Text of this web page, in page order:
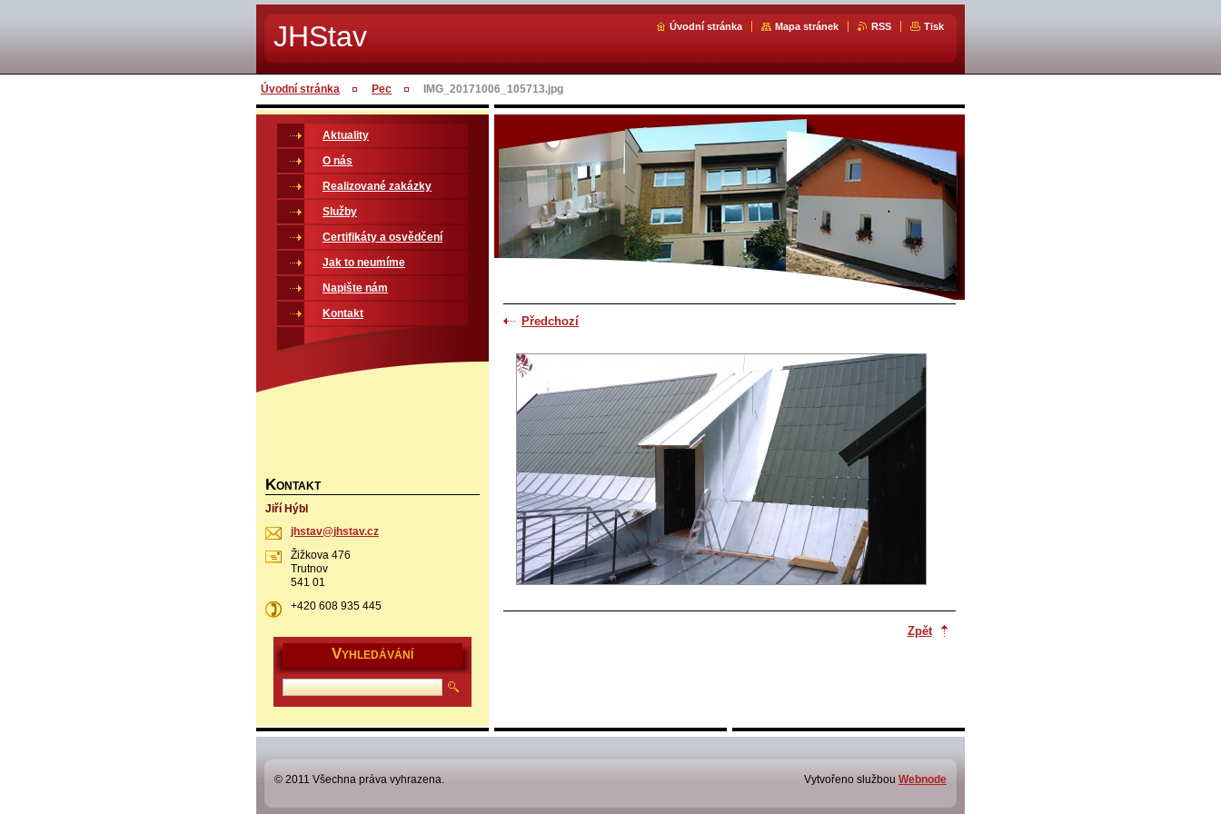
JHStav Úvodní stránka Mapa stránek RSS Tisk
Úvodní stránka Pec IMG_20171006_105713.jpg
Předchozí
Zpět
Aktuality
O nás
Realizované zakázky
Služby
Certifikáty a osvědčení
Jak to neumíme
Napište nám
Kontakt
KONTAKT
Jiří Hýbl
jhstav@jhstav.cz
Žižkova 476
Trutnov
541 01
+420 608 935 445
VYHLEDÁVÁNÍ
© 2011 Všechna práva vyhrazena. Vytvořeno službou Webnode